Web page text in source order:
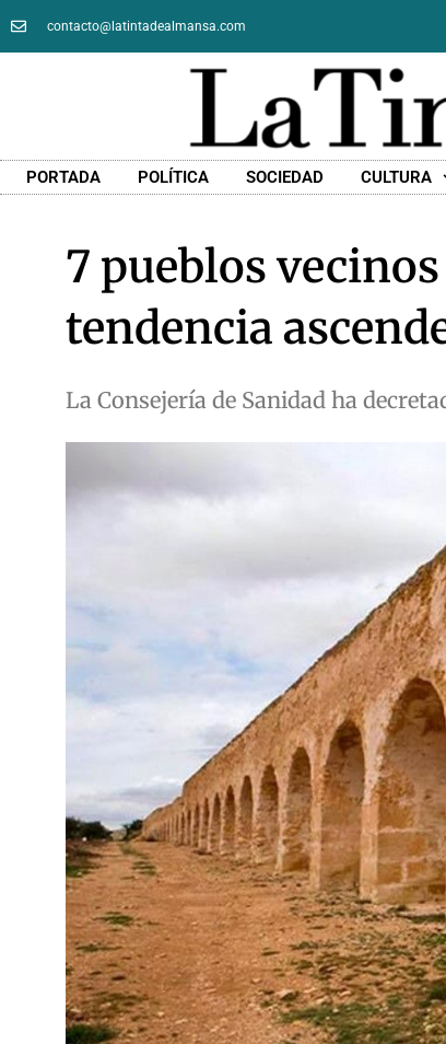
contacto@latintadealmansa.com
PORTADA POLÍTICA SOCIEDAD CULTURA
7 pueblos
tendencia
La Consejería de Sanidad ha